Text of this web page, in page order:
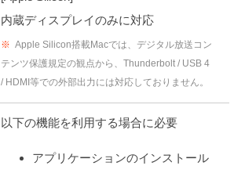
内蔵ディスプレイのみに対応
※ Apple Silicon搭載Macでは、デジタル放送コン
テンツ保護規定の観点から、Thunderbolt / USB 4
/ HDMI等での外部出力には対応しておりません。
以下の機能を利用する場合に必要
アプリケーションのインストール